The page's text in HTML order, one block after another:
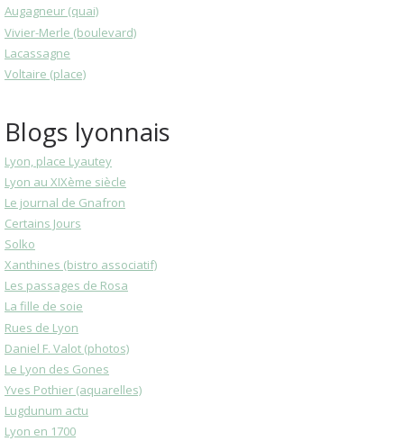
Augagneur (quai)
Vivier-Merle (boulevard)
Lacassagne
Voltaire (place)
Blogs lyonnais
Lyon, place Lyautey
Lyon au XIXème siècle
Le journal de Gnafron
Certains Jours
Solko
Xanthines (bistro associatif)
Les passages de Rosa
La fille de soie
Rues de Lyon
Daniel F. Valot (photos)
Le Lyon des Gones
Yves Pothier (aquarelles)
Lugdunum actu
Lyon en 1700